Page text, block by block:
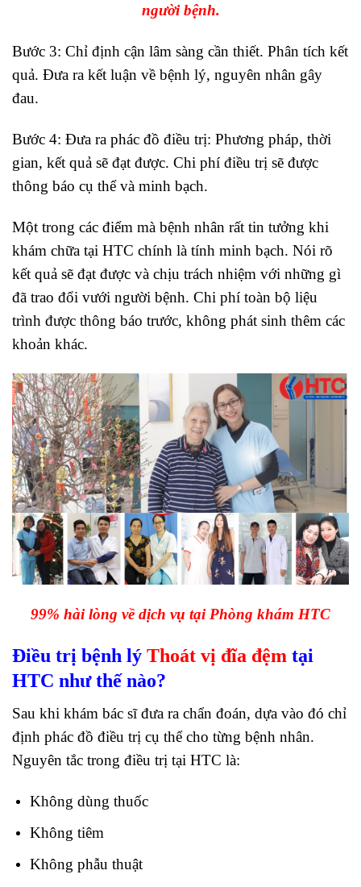
người bệnh.
Bước 3: Chỉ định cận lâm sàng cần thiết. Phân tích kết
quả. Đưa ra kết luận về bệnh lý, nguyên nhân gây
đau.
Bước 4: Đưa ra phác đồ điều trị: Phương pháp, thời
gian, kết quả sẽ đạt được. Chi phí điều trị sẽ được
thông báo cụ thể và minh bạch.
Một trong các điểm mà bệnh nhân rất tin tưởng khi
khám chữa tại HTC chính là tính minh bạch. Nói rõ
kết quả sẽ đạt được và chịu trách nhiệm với những gì
đã trao đổi vưới người bệnh. Chi phí toàn bộ liệu
trình được thông báo trước, không phát sinh thêm các
khoản khác.
99% hài lòng về dịch vụ tại Phòng khám HTC
Điều trị bệnh lý Thoát vị đĩa đệm tại
HTC như thế nào?
Sau khi khám bác sĩ đưa ra chẩn đoán, dựa vào đó chỉ
định phác đồ điều trị cụ thể cho từng bệnh nhân.
Nguyên tắc trong điều trị tại HTC là:
Không dùng thuốc
Không tiêm
Không phẫu thuật